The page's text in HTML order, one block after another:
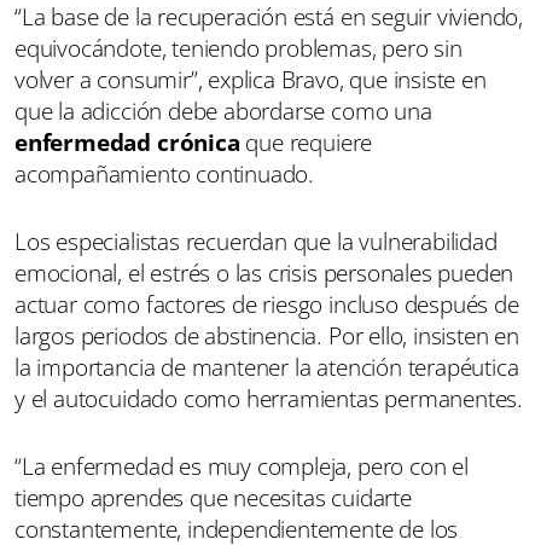
“La base de la recuperación está en seguir viviendo,
equivocándote, teniendo problemas, pero sin
volver a consumir”, explica Bravo, que insiste en
que la adicción debe abordarse como una
enfermedad crónica que requiere
acompañamiento continuado.
Los especialistas recuerdan que la vulnerabilidad
emocional, el estrés o las crisis personales pueden
actuar como factores de riesgo incluso después de
largos periodos de abstinencia. Por ello, insisten en
la importancia de mantener la atención terapéutica
y el autocuidado como herramientas permanentes.
“La enfermedad es muy compleja, pero con el
tiempo aprendes que necesitas cuidarte
constantemente, independientemente de los